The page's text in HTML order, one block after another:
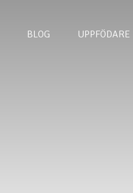
BLOG UPPFÖDARE